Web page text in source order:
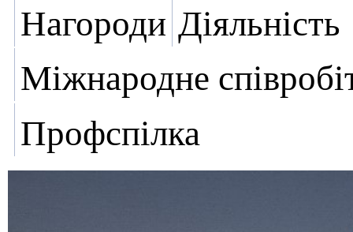
Нагороди Діяльність
Міжнародне
Профспілка